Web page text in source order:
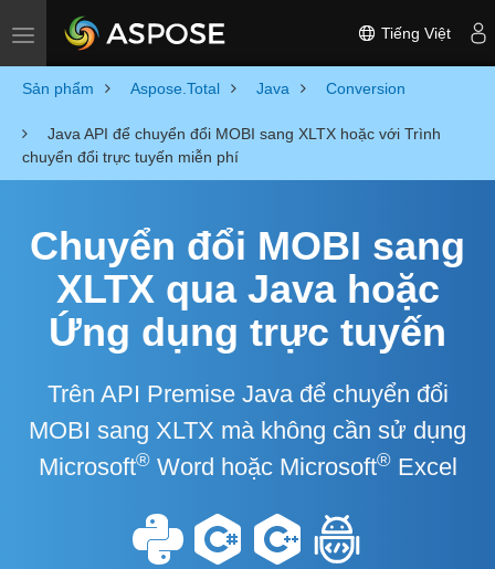
Toggle navigation Tiếng Việt
Sản phẩm Aspose.Total Java Conversion
Java API để chuyển đổi MOBI sang XLTX hoặc với Trình
chuyển đổi trực tuyến miễn phí
Chuyển đổi MOBI sang
XLTX qua Java hoặc
Ứng dụng trực tuyến
Trên API Premise Java để chuyển đổi
MOBI sang XLTX mà không cần sử dụng
Microsoft®Word hoặc Microsoft®Excel